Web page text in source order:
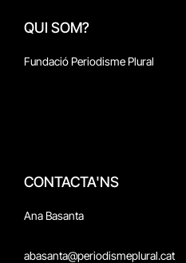
QUI SOM?
Fundació Periodisme Plural
CONTACTA'NS
Ana Basanta
abasanta@periodismeplural.cat